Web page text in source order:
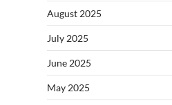
August 2025
July 2025
June 2025
May 2025